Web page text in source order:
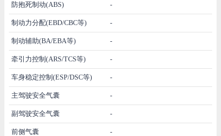
防抱死制动(ABS) -
制动力分配(EBD/CBC等) -
制动辅助(BA/EBA等) -
牵引力控制(ARS/TCS等) -
车身稳定控制(ESP/DSC等) -
主驾驶安全气囊 -
副驾驶安全气囊 -
前侧气囊 -